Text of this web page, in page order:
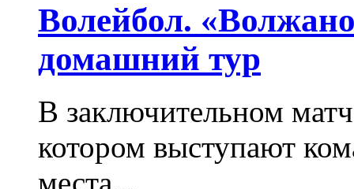
Волейбол.
домашний тур
В заключительном
котором выступают
места...